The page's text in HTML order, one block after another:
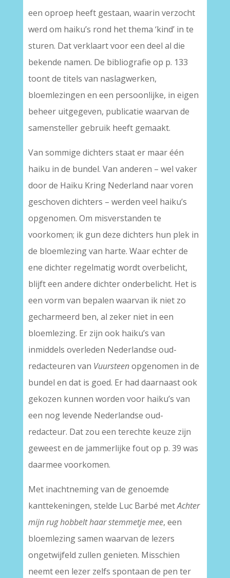
een oproep heeft gestaan, waarin verzocht
werd om haiku’s rond het thema ‘kind’ in te
sturen. Dat verklaart voor een deel al die
bekende namen. De bibliografie op p. 133
toont de titels van naslagwerken,
bloemlezingen en een persoonlijke, in eigen
beheer uitgegeven, publicatie waarvan de
samensteller gebruik heeft gemaakt.
Van sommige dichters staat er maar één
haiku in de bundel. Van anderen – wel vaker
door de Haiku Kring Nederland naar voren
geschoven dichters – werden veel haiku’s
opgenomen. Om misverstanden te
voorkomen; ik gun deze dichters hun plek in
de bloemlezing van harte. Waar echter de
ene dichter regelmatig wordt overbelicht,
blijft een andere dichter onderbelicht. Het is
een vorm van bepalen waarvan ik niet zo
gecharmeerd ben, al zeker niet in een
bloemlezing. Er zijn ook haiku’s van
inmiddels overleden Nederlandse oud-
redacteuren van Vuursteenopgenomen in de
bundel en dat is goed. Er had daarnaast ook
gekozen kunnen worden voor haiku’s van
een nog levende Nederlandse oud-
redacteur. Dat zou een terechte keuze zijn
geweest en de jammerlijke fout op p. 39 was
daarmee voorkomen.
Met inachtneming van de genoemde
kanttekeningen, stelde Luc Barbé metAchter
mijn rug hobbelt haar stemmetje mee, een
bloemlezing samen waarvan de lezers
ongetwijfeld zullen genieten. Misschien
neemt een lezer zelfs spontaan de pen ter